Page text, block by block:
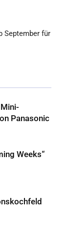
September für
Panasonic
Weeks“